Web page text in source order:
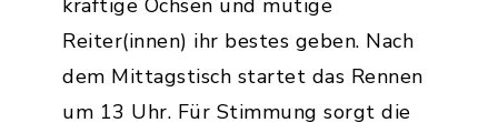
kräftige Ochsen und mutige
Reiter(innen) ihr bestes geben. Nach
dem Mittagstisch startet das Rennen
um 13 Uhr. Für Stimmung sorgt die